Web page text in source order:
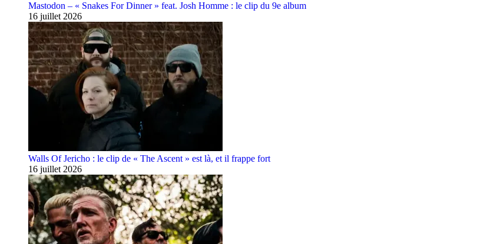
Mastodon – « Snakes For Dinner » feat. Josh Homme : le clip du 9e album
16 juillet 2026
Walls Of Jericho : le clip de « The Ascent » est là, et il frappe fort
16 juillet 2026